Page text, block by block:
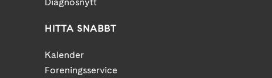
HITTA SNABBT
Kalender
Foreningsservice